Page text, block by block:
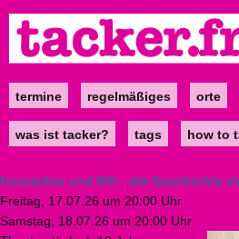
zum
Inhalt
Maintermine regelmäßiges orte
was ist tacker? tags how to
Konradine und Effi - die Geschichte
Freitag, 17.07.26 um 20:00 Uhr
Samstag, 18.07.26 um 20:00 Uhr